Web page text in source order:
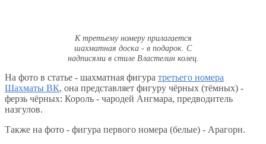
К третьему номеру прилагается
шахматная доска - в подарок. С
надписями в стиле Властелин колец.
На фото в статье - шахматная фигура третьего номера
Шахматы ВК, она представляет фигуру чёрных (тёмных) -
ферзь чёрных: Король - чародей Ангмара, предводитель
назгулов.
Также на фото - фигура первого номера (белые) - Арагорн.